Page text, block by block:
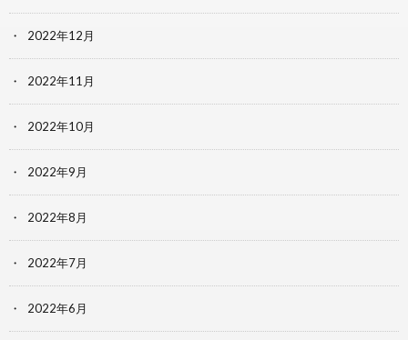
2022年12月
2022年11月
2022年10月
2022年9月
2022年8月
2022年7月
2022年6月